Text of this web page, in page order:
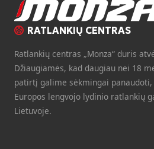
RATLANKIŲ CENTRAS
Ratlankių centras „Monza“ duris
Džiaugiamės, kad daugiau nei 18
patirtį galime sėkmingai
Europos lengvojo lydinio ratlankių
Lietuvoje.